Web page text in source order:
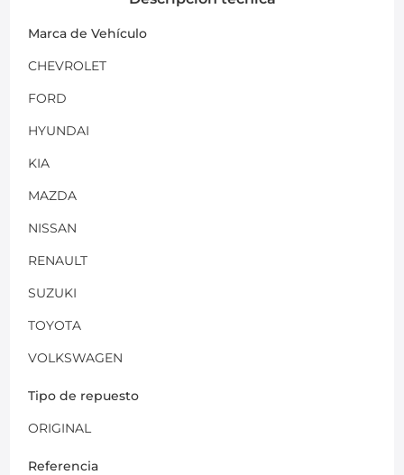
Marca de Vehículo
CHEVROLET
FORD
HYUNDAI
KIA
MAZDA
NISSAN
RENAULT
SUZUKI
TOYOTA
VOLKSWAGEN
Tipo de repuesto
ORIGINAL
Referencia